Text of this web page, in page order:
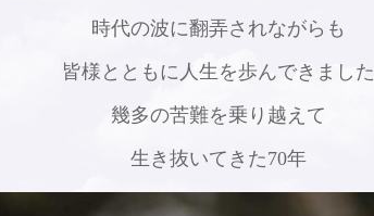
時代の波に翻弄されながらも
皆様とともに人生を歩んできました
幾多の苦難を乗り越えて
生き抜いてきた70年